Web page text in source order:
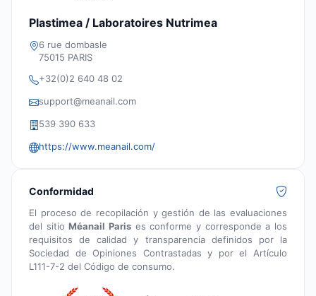
Plastimea / Laboratoires Nutrimea
6 rue dombasle
75015 PARIS
+32(0)2 640 48 02
support@meanail.com
539 390 633
https://www.meanail.com/
Conformidad
El proceso de recopilación y gestión de las evaluaciones
del sitioMéanail Paris es conforme y corresponde a los
requisitos de calidad y transparencia definidos por la
Sociedad de Opiniones Contrastadas y por el Artículo
L111-7-2 del Código de consumo.